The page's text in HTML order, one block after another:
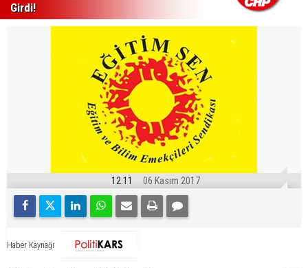
Girdi!
12:11 06 Kasım 2017
Haber Kaynağı